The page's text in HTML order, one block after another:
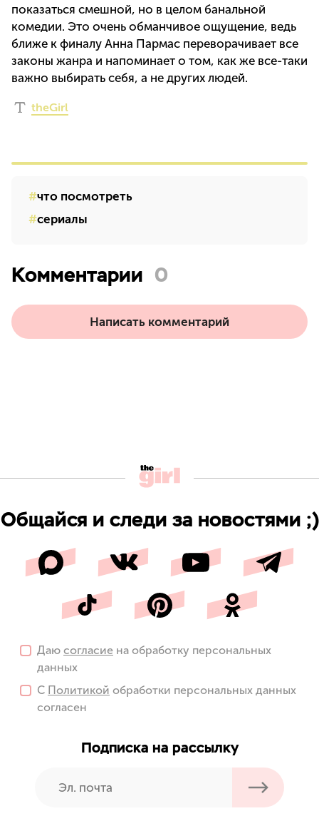
показаться смешной, но в целом банальной
комедии. Это очень обманчивое ощущение, ведь
ближе к финалу Анна Пармас переворачивает все
законы жанра и напоминает о том, как же все-таки
важно выбирать себя, а не других людей.
theGirl
что посмотреть
сериалы
Комментарии 0
Написать комментарий
Общайся и следи за новостями ;)
Даю согласие на обработку персональных
данных
С Политикой обработки персональных данных
согласен
Подписка на рассылку